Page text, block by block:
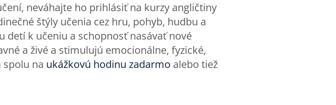
neváhajte ho prihlásiť na kurzy angličtiny
štýly učenia cez hru, pohyb, hudbu a
detí k učeniu a schopnosť nasávať nové
a živé a stimulujú emocionálne, fyzické,
spolu na ukážkovú hodinu zadarmo alebo tiež